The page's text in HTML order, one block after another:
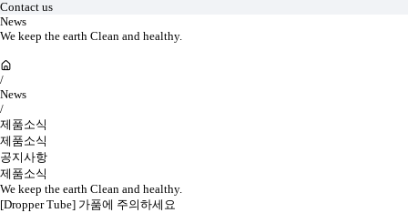
Contact us
News
We keep the earth Clean and healthy.
/
News
/
제품소식
제품소식
공지사항
제품소식
We keep the earth Clean and healthy.
[Dropper Tube] 가품에 주의하세요